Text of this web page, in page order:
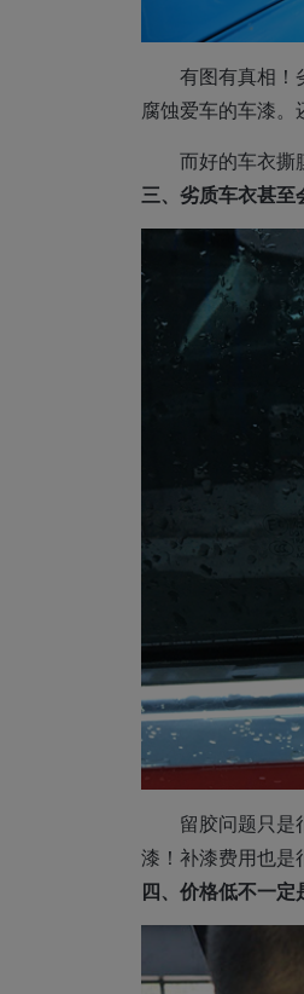
有图有真相！
腐蚀爱车的车漆。
而好的车衣撕
三、劣质车衣甚至
留胶问题只是
漆！补漆费用也是
四、价格低不一定